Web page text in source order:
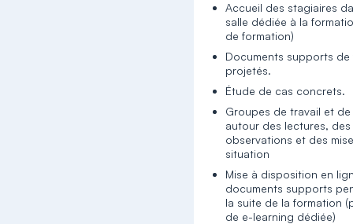
Accueil des stagiaires
salle dédiée à la
de formation)
Documents supports
projetés.
Étude de cas concrets.
Groupes de travail et de
autour des lectures, des
observations et des
situation
Mise à disposition en
documents supports
la suite de la formation
de e-learning dédiée)